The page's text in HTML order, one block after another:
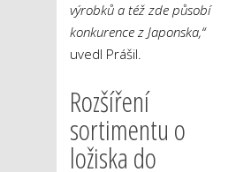
výrobků a též zde působí
konkurence z Japonska,“
uvedl Prášil.
Rozšíření
sortimentu o
ložiska do